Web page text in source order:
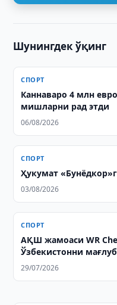
Шунингдек ўқинг
СПОРТ
Каннаваро 4 млн
мишларни рад этди
06/08/2026
СПОРТ
Ҳукумат
03/08/2026
СПОРТ
АҚШ жамоаси WR
Ўзбекистонни
29/07/2026